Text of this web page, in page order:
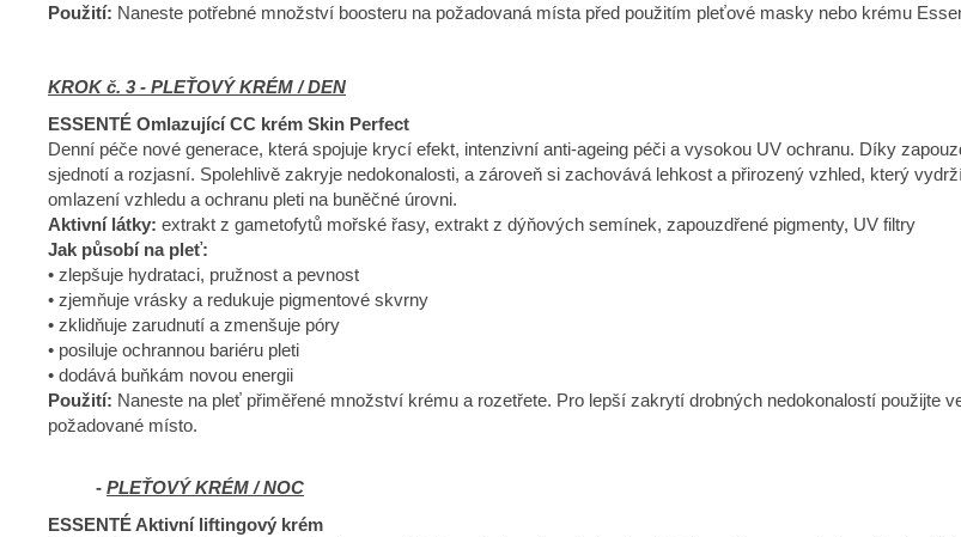
Použití: Naneste potřebné množství boosteru na požadovaná místa před použitím pleťové masky nebo krému
KROK č. 3 - PLEŤOVÝ KRÉM / DEN
ESSENTÉ Omlazující CC krém Skin Perfect
Denní péče nové generace, která spojuje krycí efekt, intenzivní anti-ageing péči a vysokou UV ochranu. Díky
sjednotí a rozjasní. Spolehlivě zakryje nedokonalosti, a zároveň si zachovává lehkost a přirozený vzhled, který
omlazení vzhledu a ochranu pleti na buněčné úrovni.
Aktivní látky: extrakt z gametofytů mořské řasy, extrakt z dýňových semínek, zapouzdřené pigmenty, UV filtry
Jak působí na pleť:
• zlepšuje hydrataci, pružnost a pevnost
• zjemňuje vrásky a redukuje pigmentové skvrny
• zklidňuje zarudnutí a zmenšuje póry
• posiluje ochrannou bariéru pleti
• dodává buňkám novou energii
Použití: Naneste na pleť přiměřené množství krému a rozetřete. Pro lepší zakrytí drobných nedokonalostí použijte
požadované místo.
- PLEŤOVÝ KRÉM / NOC
ESSENTÉ Aktivní liftingový krém